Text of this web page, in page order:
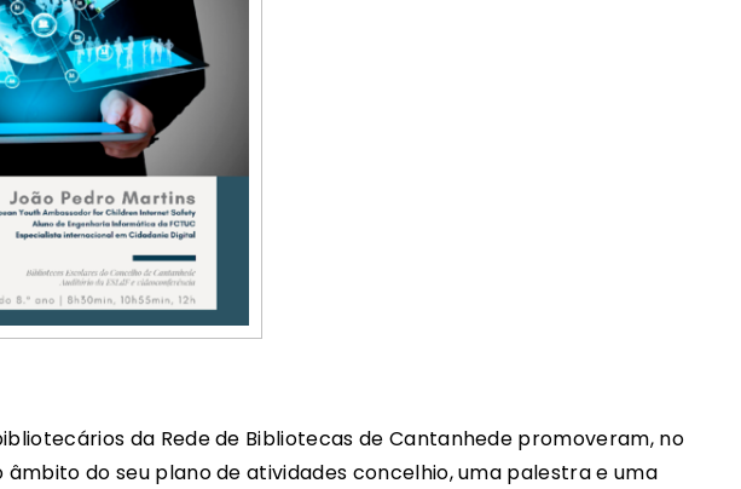
da Rede de Bibliotecas de Cantanhede promoveram, no
âmbito do seu plano de atividades concelhio, uma palestra e uma